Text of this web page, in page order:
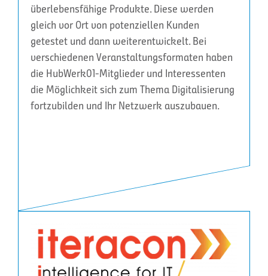
überlebensfähige Produkte. Diese werden
gleich vor Ort von potenziellen Kunden
getestet und dann weiterentwickelt. Bei
verschiedenen Veranstaltungsformaten haben
die HubWerk01-Mitglieder und Interessenten
die Möglichkeit sich zum Thema Digitalisierung
fortzubilden und Ihr Netzwerk auszubauen.